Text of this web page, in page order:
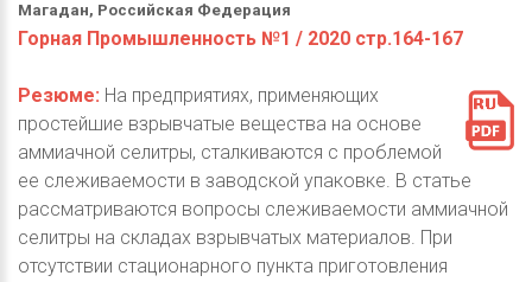
Магадан, Российская Федерация
Горная Промышленность №1 / 2020 стр.164-167
Резюме: На предприятиях, применяющих
простейшие взрывчатые вещества на основе
аммиачной селитры, сталкиваются с проблемой
ее слеживаемости в заводской упаковке. В статье
рассматриваются вопросы слеживаемости аммиачной
селитры на складах взрывчатых материалов. При
отсутствии стационарного пункта приготовления